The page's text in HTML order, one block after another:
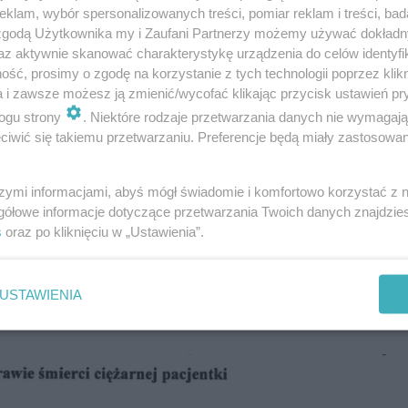
24 maja, zawiadomił prokuraturę o śmierci
była w ciąży „trudnej, powikłanej”, nie
Nie podano też informacji o stanie
ciąży. Zarówno rodzina, jak i placówka
prywatności w tym niezwykle trudnym
26 maja, zarzucając personelowi
zdrowia i życia. Bliskich zmarłej Doroty
pełnomocniczką rodziny Izabeli z Pszczyny i
medycznych. Mecenas Budzyńska na razie nie
wybór spersonalizowanych treści, pomiar reklam i treści,
Użytkownika my i Zaufani Partnerzy możemy używać
aktywnie skanować charakterystykę urządzenia do celów
prosimy o zgodę na korzystanie z tych technologii poprzez
i zawsze możesz ją zmienić/wycofać klikając przycisk ustawień
strony
. Niektóre rodzaje przetwarzania danych nie
się takiemu przetwarzaniu. Preferencje będą miały
informacjami, abyś mógł świadomie i komfortowo korzystać z
informacje dotyczące przetwarzania Twoich danych
oraz po kliknięciu w „Ustawienia”.
USTAWIENIA